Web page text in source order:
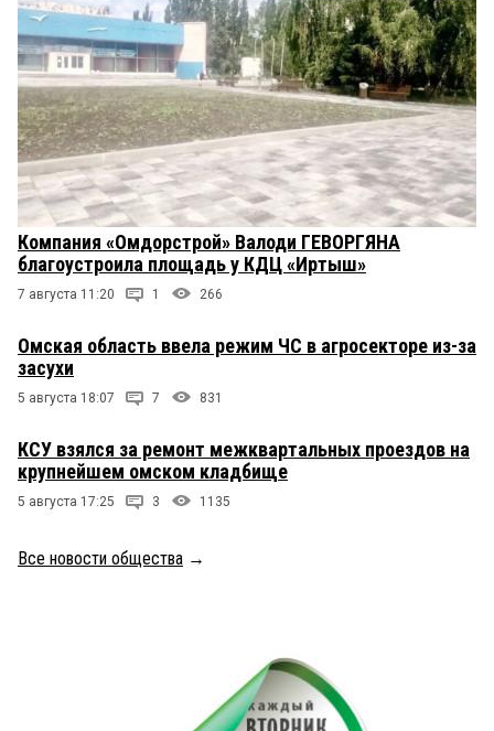
Компания «Омдорстрой» Валоди ГЕВОРГЯНА
благоустроила площадь у КДЦ «Иртыш»
7 августа 11:20 1 266
Омская область ввела режим ЧС в агросекторе из-за
засухи
5 августа 18:07 7 831
КСУ взялся за ремонт межквартальных проездов на
крупнейшем омском кладбище
5 августа 17:25 3 1135
Все новости общества →